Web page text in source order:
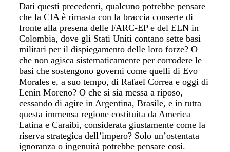
Dati questi precedenti, qualcuno potrebbe pensare
che la CIA è rimasta con la braccia conserte di
fronte alla presena delle FARC-EP e del ELN in
Colombia, dove gli Stati Uniti contano sette basi
militari per il dispiegamento delle loro forze? O
che non agisca sistematicamente per corrodere le
basi che sostengono governi come quelli di Evo
Morales e, a suo tempo, di Rafael Correa e oggi di
Lenin Moreno? O che si sia messa a riposo,
cessando di agire in Argentina, Brasile, e in tutta
questa immensa regione costituita da America
Latina e Caraibi, considerata giustamente come la
riserva strategica dell’impero? Solo un’ostentata
ignoranza o ingenuità potrebbe pensare così.